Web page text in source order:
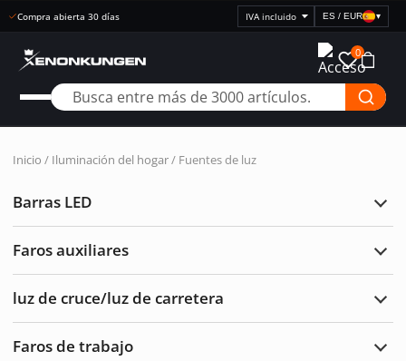
Entrega rápida
Seleccionar
visualización
precios
ES / EUR ▾
0
Inicio / Iluminación del hogar/ Fuentes de luz
Barras LED
Faros auxiliares
luz de cruce/luz de carretera
Faros de trabajo